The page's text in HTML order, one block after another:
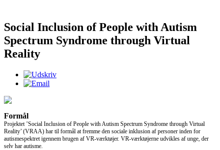
Social Inclusion of People with Autism
Spectrum Syndrome through Virtual
Reality
Formål
Projektet ’Social Inclusion of People with Autism Spectrum Syndrome through Virtual
Reality’ (VRAA) har til formål at fremme den sociale inklusion af personer inden for
autismespektret igennem brugen af VR-værktøjer. VR-værktøjerne udvikles af unge, der
selv har autisme.